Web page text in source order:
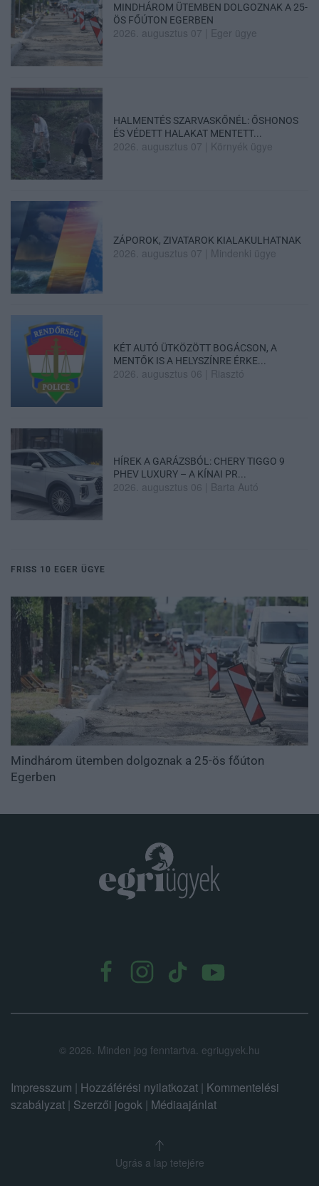
MINDHÁROM ÜTEMBEN DOLGOZNAK A 25-
ÖS FŐÚTON EGERBEN
2026. augusztus 07 Eger ügye
HALMENTÉS SZARVASKŐNÉL: ŐSHONOS
ÉS VÉDETT HALAKAT MENTETT...
2026. augusztus 07 Környék ügye
ZÁPOROK, ZIVATAROK KIALAKULHATNAK
2026. augusztus 07 Mindenki ügye
KÉT AUTÓ ÜTKÖZÖTT BOGÁCSON, A
MENTŐK IS A HELYSZÍNRE ÉRKE...
2026. augusztus 06 Riasztó
HÍREK A GARÁZSBÓL: CHERY TIGGO 9
PHEV LUXURY – A KÍNAI PR...
2026. augusztus 06 Barta Autó
FRISS 10 EGER ÜGYE
Mindhárom ütemben dolgoznak a 25-ös főúton
Egerben
© 2026. Minden jog fenntartva. egriugyek.hu
Impresszum | Hozzáférési nyilatkozat | Kommentelési
szabályzat | Szerzői jogok | Médiaajánlat
Ugrás a lap tetejére